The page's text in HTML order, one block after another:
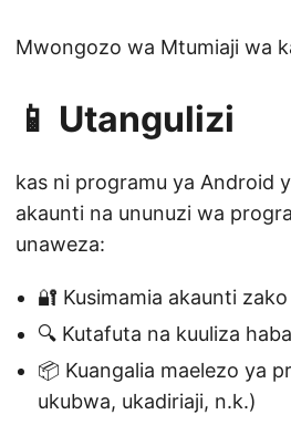
Mwongozo wa Mtumiaji wa
📱 Utangulizi
kas ni programu ya Android
akaunti na ununuzi wa
unaweza:
🔐 Kusimamia akaunti
🔍 Kutafuta na kuuliza
📦 Kuangalia maelezo ya
ukubwa, ukadiriaji, n.k.)